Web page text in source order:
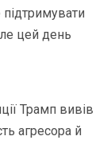
цей день
Трамп вивів
агресора й